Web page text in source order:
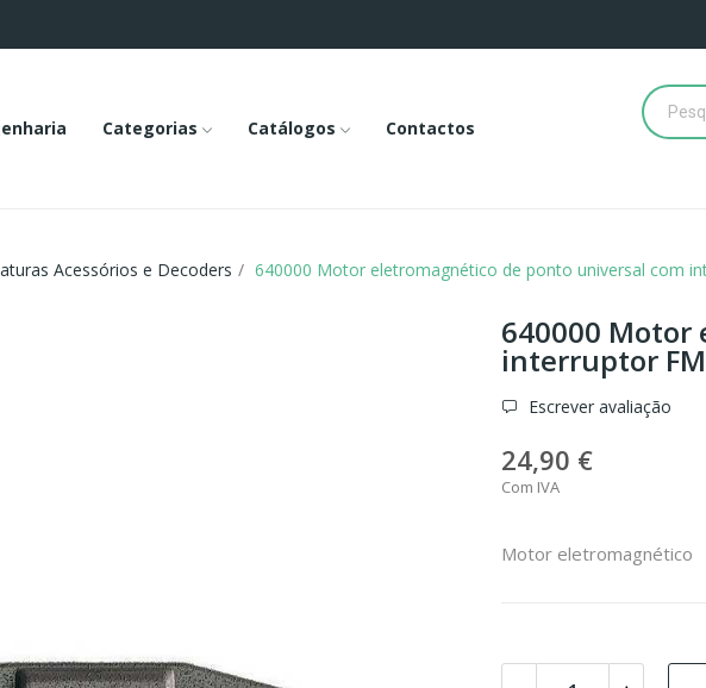
Categorias Catálogos Contactos
Acessórios e Decoders 640000 Motor eletromagnético de ponto universal com
640000
interruptor FM
Escrever avaliação
24,90 €
Com IVA
Motor eletromagnético